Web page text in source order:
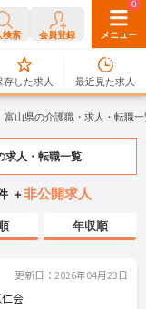
検索 会員登録 メニュー
0
存した求人
0
最近見た求人
富山県の介護職・求人・転職一
求人・転職一覧
＋非公開求人
年収順
更新日：2026年04月23日
会